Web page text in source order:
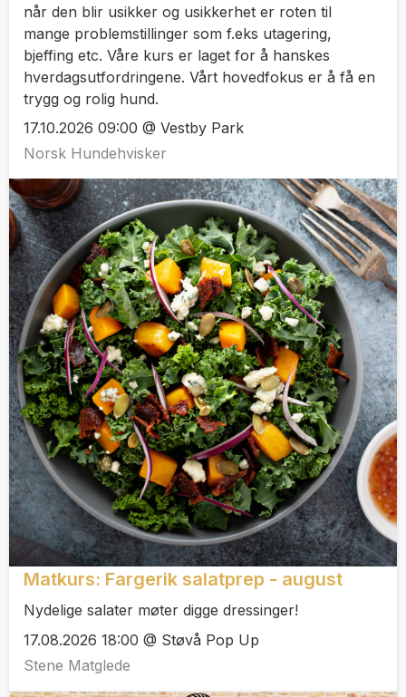
når den blir usikker og usikkerhet er roten til
mange problemstillinger som f.eks utagering,
bjeffing etc. Våre kurs er laget for å hanskes
hverdagsutfordringene. Vårt hovedfokus er å få en
trygg og rolig hund.
17.10.2026 09:00 @ Vestby Park
Norsk Hundehvisker
Matkurs: Fargerik salatprep - august
Nydelige salater møter digge dressinger!
17.08.2026 18:00 @ Støvå Pop Up
Stene Matglede